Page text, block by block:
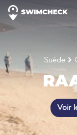
Suède
Voir